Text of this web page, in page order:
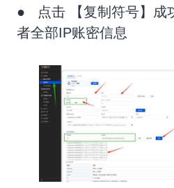
● 点击 【复制符号】成
者全部IP账密信息